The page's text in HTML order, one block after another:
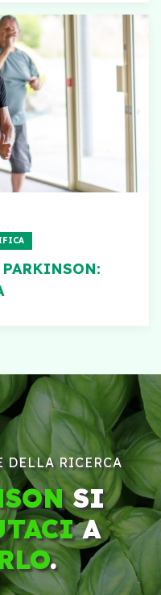
DELLA RICERCA
SI
A
.